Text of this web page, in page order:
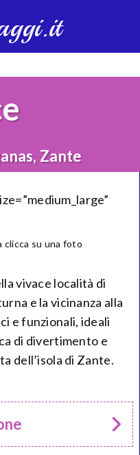
Zante
clicca su una foto
vivace località di
e la vicinanza alla
e funzionali, ideali
di divertimento e
dell’isola di Zante.